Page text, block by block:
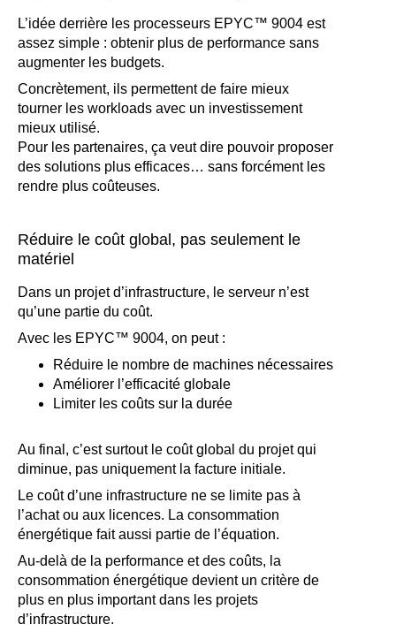
L’idée derrière les processeurs EPYC™ 9004 est
assez simple : obtenir plus de performance sans
augmenter les budgets.
Concrètement, ils permettent de faire mieux
tourner les workloads avec un investissement
mieux utilisé.
Pour les partenaires, ça veut dire pouvoir proposer
des solutions plus efficaces… sans forcément les
rendre plus coûteuses.
Réduire le coût global, pas seulement le
matériel
Dans un projet d’infrastructure, le serveur n’est
qu’une partie du coût.
Avec les EPYC™ 9004, on peut :
Réduire le nombre de machines nécessaires
Améliorer l’efficacité globale
Limiter les coûts sur la durée
Au final, c’est surtout le coût global du projet qui
diminue, pas uniquement la facture initiale.
Le coût d’une infrastructure ne se limite pas à
l’achat ou aux licences. La consommation
énergétique fait aussi partie de l’équation.
Au-delà de la performance et des coûts, la
consommation énergétique devient un critère de
plus en plus important dans les projets
d’infrastructure.